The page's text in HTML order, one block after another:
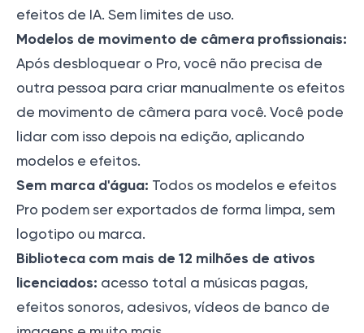
efeitos de IA. Sem limites de uso.
Modelos de movimento de câmera profissionais:
Após desbloquear o Pro, você não precisa de
outra pessoa para criar manualmente os efeitos
de movimento de câmera para você. Você pode
lidar com isso depois na edição, aplicando
modelos e efeitos.
Sem marca d'água: Todos os modelos e efeitos
Pro podem ser exportados de forma limpa, sem
logotipo ou marca.
Biblioteca com mais de 12 milhões de ativos
licenciados: acesso total a músicas pagas,
efeitos sonoros, adesivos, vídeos de banco de